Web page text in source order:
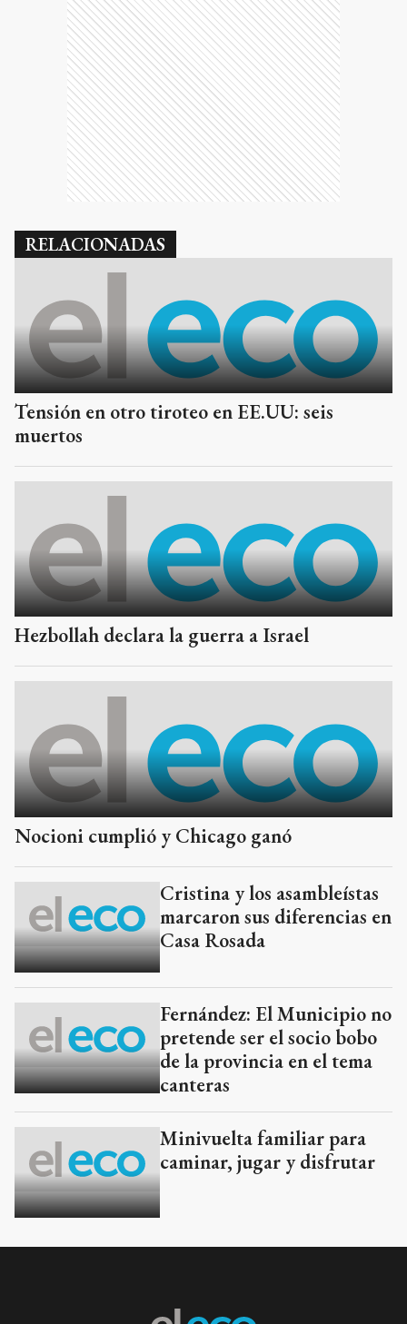
RELACIONADAS
Tensión en otro tiroteo en EE.UU: seis
muertos
Hezbollah declara la guerra a Israel
Nocioni cumplió y Chicago ganó
Cristina y los asambleístas
marcaron sus diferencias en
Casa Rosada
Fernández: El Municipio no
pretende ser el socio bobo
de la provincia en el tema
canteras
Minivuelta familiar para
caminar, jugar y disfrutar